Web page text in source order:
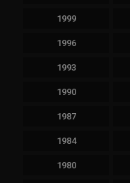
1999
1996
1993
1990
1987
1984
1980